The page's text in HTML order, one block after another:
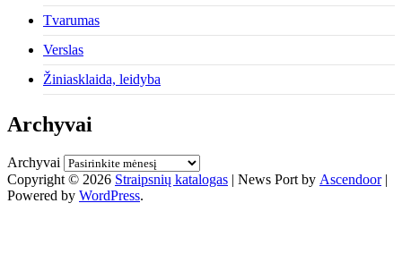
Tvarumas
Verslas
Žiniasklaida, leidyba
Archyvai
Archyvai
Copyright © 2026 Straipsnių katalogas | News Port by Ascendoor|
Powered by WordPress.